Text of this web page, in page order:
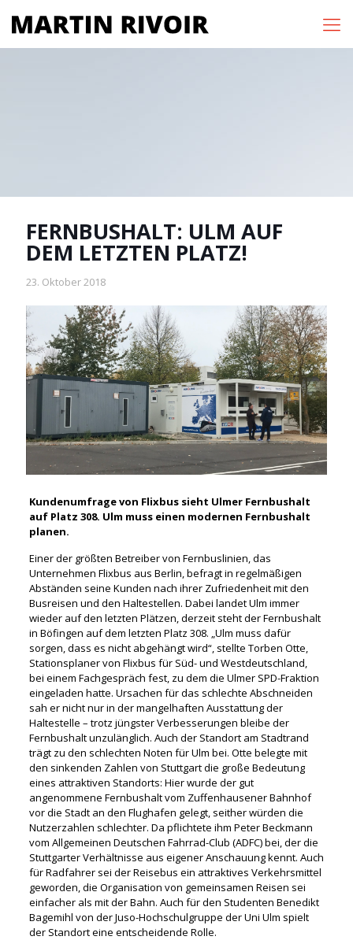
FERNBUSHALT: ULM AUF
DEM LETZTEN PLATZ!
23. Oktober 2018
Kundenumfrage von Flixbus sieht Ulmer Fernbushalt
auf Platz 308. Ulm muss einen modernen Fernbushalt
planen.
Einer der größten Betreiber von Fernbuslinien, das
Unternehmen Flixbus aus Berlin, befragt in regelmäßigen
Abständen seine Kunden nach ihrer Zufriedenheit mit den
Busreisen und den Haltestellen. Dabei landet Ulm immer
wieder auf den letzten Plätzen, derzeit steht der Fernbushalt
in Böfingen auf dem letzten Platz 308. „Ulm muss dafür
sorgen, dass es nicht abgehängt wird“, stellte Torben Otte,
Stationsplaner von Flixbus für Süd- und Westdeutschland,
bei einem Fachgespräch fest, zu dem die Ulmer SPD-Fraktion
eingeladen hatte. Ursachen für das schlechte Abschneiden
sah er nicht nur in der mangelhaften Ausstattung der
Haltestelle – trotz jüngster Verbesserungen bleibe der
Fernbushalt unzulänglich. Auch der Standort am Stadtrand
trägt zu den schlechten Noten für Ulm bei. Otte belegte mit
den sinkenden Zahlen von Stuttgart die große Bedeutung
eines attraktiven Standorts: Hier wurde der gut
angenommene Fernbushalt vom Zuffenhausener Bahnhof
vor die Stadt an den Flughafen gelegt, seither würden die
Nutzerzahlen schlechter. Da pflichtete ihm Peter Beckmann
vom Allgemeinen Deutschen Fahrrad-Club (ADFC) bei, der die
Stuttgarter Verhältnisse aus eigener Anschauung kennt. Auch
für Radfahrer sei der Reisebus ein attraktives Verkehrsmittel
geworden, die Organisation von gemeinsamen Reisen sei
einfacher als mit der Bahn. Auch für den Studenten Benedikt
Bagemihl von der Juso-Hochschulgruppe der Uni Ulm spielt
der Standort eine entscheidende Rolle.